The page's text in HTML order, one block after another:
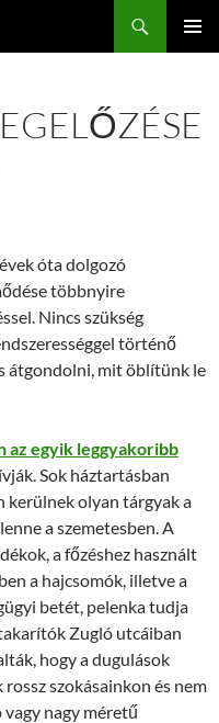
óta dolgozó
többnyire
Nincs szükség
történő
átgondolni, mit öblítünk le
az egyik leggyakoribb
Sok háztartásban
kerülnek olyan tárgyak a
a szemetesben. A
a főzéshez használt
a hajcsomók, illetve a
betét, pelenka tudja
Zugló utcáiban
hogy a dugulások
szokásainkon és nem
nagy méretű